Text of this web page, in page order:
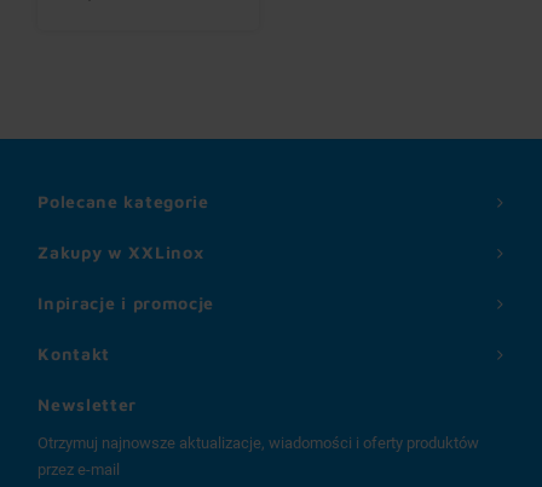
Zakupy w XXLinox
Inpiracje i promocje
Polecane kategorie
Kontakt
Newsletter
Otrzymuj najnowsze aktualizacje, wiadomości i oferty produktów
przez e-mail